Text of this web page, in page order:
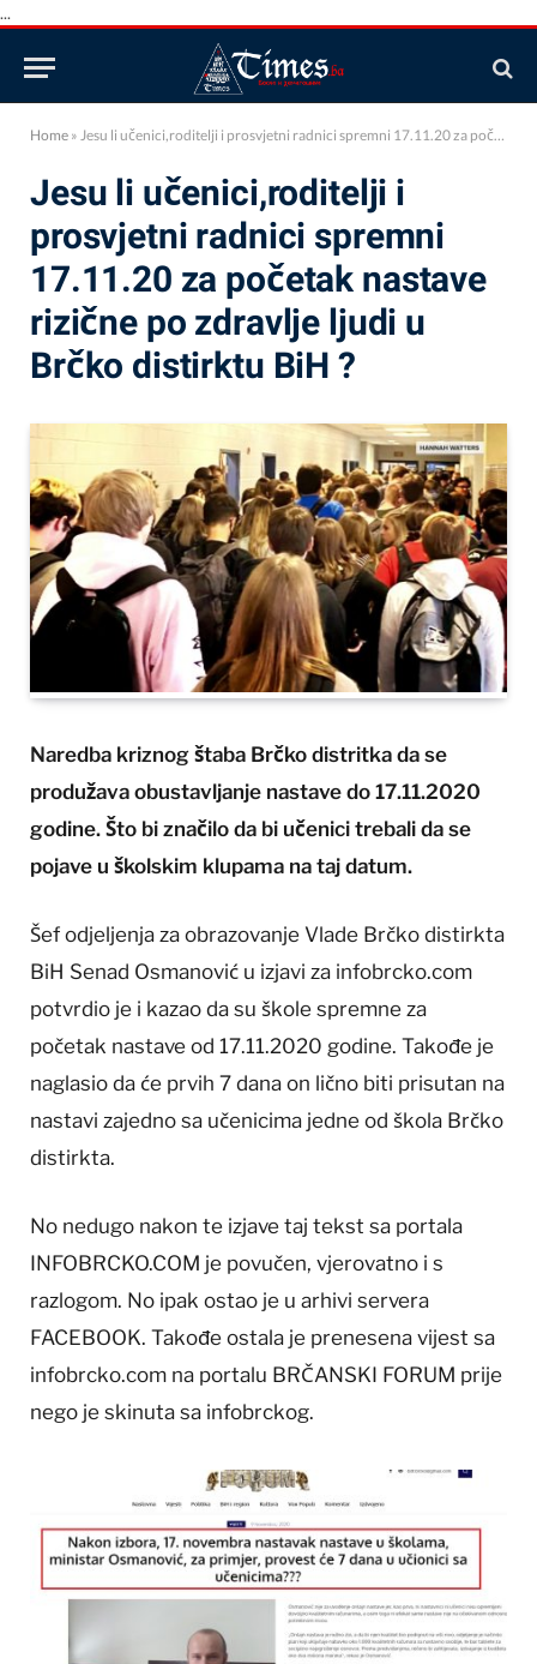
...
Home » Jesu li učenici,roditelji i prosvjetni radnici spremni 17.11.20 za početak nastave rizične po zdravlje ljudi u Brčko distirktu BiH ?
Jesu li učenici,roditelji i
prosvjetni radnici spremni
17.11.20 za početak nastave
rizične po zdravlje ljudi u
Brčko distirktu BiH ?
Naredba kriznog štaba Brčko distritka da se
produžava obustavljanje nastave do 17.11.2020
godine. Što bi značilo da bi učenici trebali da se
pojave u školskim klupama na taj datum.
Šef odjeljenja za obrazovanje Vlade Brčko distirkta
BiH Senad Osmanović u izjavi za infobrcko.com
potvrdio je i kazao da su škole spremne za
početak nastave od 17.11.2020 godine. Takođe je
naglasio da će prvih 7 dana on lično biti prisutan na
nastavi zajedno sa učenicima jedne od škola Brčko
distirkta.
No nedugo nakon te izjave taj tekst sa portala
INFOBRCKO.COM je povučen, vjerovatno i s
razlogom. No ipak ostao je u arhivi servera
FACEBOOK. Takođe ostala je prenesena vijest sa
infobrcko.com na portalu BRČANSKI FORUM prije
nego je skinuta sa infobrckog.